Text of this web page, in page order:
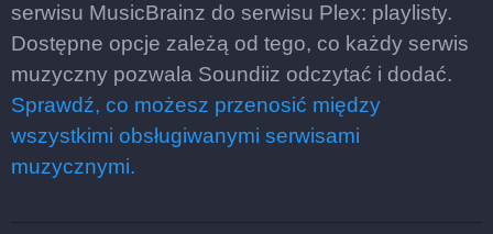
serwisu MusicBrainz do serwisu Plex: playlisty.
Dostępne opcje zależą od tego, co każdy serwis
muzyczny pozwala Soundiiz odczytać i dodać.
Sprawdź, co możesz przenosić między
wszystkimi obsługiwanymi serwisami
muzycznymi.